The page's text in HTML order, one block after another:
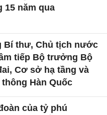
15 năm qua
Bí thư, Chủ tịch nước
tiếp Bộ trưởng Bộ
Cơ sở hạ tầng và
thông Hàn Quốc
của tỷ phú